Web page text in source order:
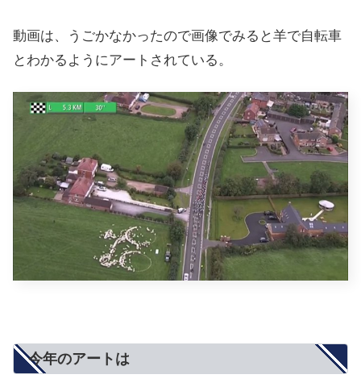
動画は、うごかなかったので画像でみると羊で自転車
とわかるようにアートされている。
今年のアートは